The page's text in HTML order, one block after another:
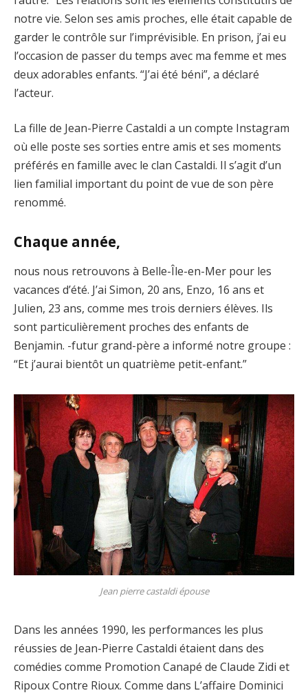
notre vie. Selon ses amis proches, elle était capable de
garder le contrôle sur l’imprévisible. En prison, j’ai eu
l’occasion de passer du temps avec ma femme et mes
deux adorables enfants. “J’ai été béni”, a déclaré
l’acteur.
La fille de Jean-Pierre Castaldi a un compte Instagram
où elle poste ses sorties entre amis et ses moments
préférés en famille avec le clan Castaldi. Il s’agit d’un
lien familial important du point de vue de son père
renommé.
Chaque année,
nous nous retrouvons à Belle-Île-en-Mer pour les
vacances d’été. J’ai Simon, 20 ans, Enzo, 16 ans et
Julien, 23 ans, comme mes trois derniers élèves. Ils
sont particulièrement proches des enfants de
Benjamin. -futur grand-père a informé notre groupe :
“Et j’aurai bientôt un quatrième petit-enfant.”
Jean pierre castaldi épouse
Dans les années 1990, les performances les plus
réussies de Jean-Pierre Castaldi étaient dans des
comédies comme Promotion Canapé de Claude Zidi et
Ripoux Contre Rioux. Comme dans L’affaire Dominici